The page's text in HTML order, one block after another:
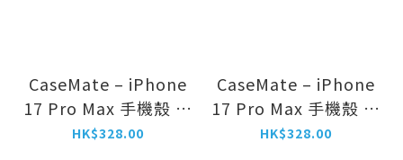
CaseMate – iPhone
17 Pro Max 手機殼 磁
吸MagSafe保護殼
HK$328.00
CaseMate – iPhone
17 Pro Max 手機殼 磁
吸MagSafe保護殼
HK$328.00